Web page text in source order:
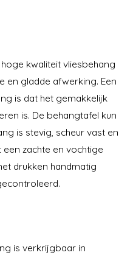
kwaliteit vliesbehang
en gladde afwerking. Een
is dat het gemakkelijk
is. De behangtafel kun
is stevig, scheur vast en
zachte en vochtige
drukken handmatig
is verkrijgbaar in